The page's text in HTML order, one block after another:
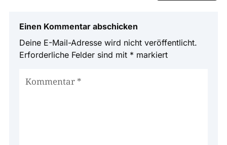
Einen Kommentar abschicken
Deine E-Mail-Adresse wird nicht veröffentlicht.
Erforderliche Felder sind mit * markiert